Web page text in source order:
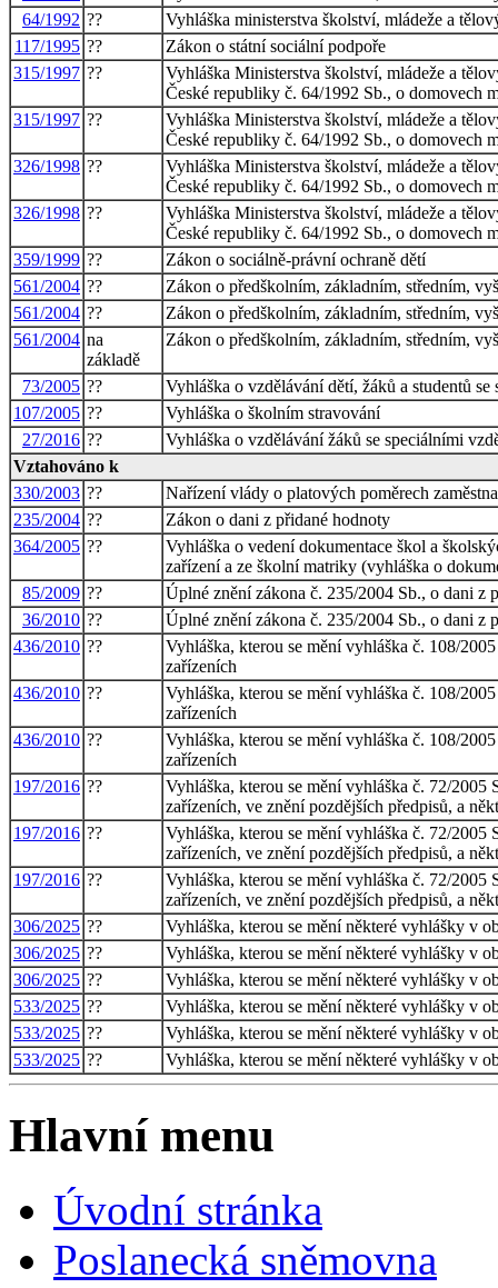
64/1992 ??
Vyhláška ministerstva školství, mládeže a
117/1995 ??
Zákon o státní sociální podpoře
315/1997 ??
Vyhláška Ministerstva školství, mládeže a
České republiky č. 64/1992 Sb., o domovech
315/1997 ??
Vyhláška Ministerstva školství, mládeže a
České republiky č. 64/1992 Sb., o domovech
326/1998 ??
Vyhláška Ministerstva školství, mládeže a
České republiky č. 64/1992 Sb., o domovech
326/1998 ??
Vyhláška Ministerstva školství, mládeže a
České republiky č. 64/1992 Sb., o domovech
359/1999 ??
Zákon o sociálně-právní ochraně dětí
561/2004 ??
Zákon o předškolním, základním, středním,
561/2004 ??
Zákon o předškolním, základním, středním,
561/2004 na
základě
Zákon o předškolním, základním, středním,
73/2005 ??
Vyhláška o vzdělávání dětí, žáků a studentů
107/2005 ??
Vyhláška o školním stravování
27/2016 ??
Vyhláška o vzdělávání žáků se speciálními
Vztahováno k
330/2003 ??
Nařízení vlády o platových poměrech
235/2004 ??
Zákon o dani z přidané hodnoty
364/2005 ??
Vyhláška o vedení dokumentace škol a
zařízení a ze školní matriky (vyhláška o
85/2009 ??
Úplné znění zákona č. 235/2004 Sb., o dani z
36/2010 ??
Úplné znění zákona č. 235/2004 Sb., o dani z
436/2010 ??
Vyhláška, kterou se mění vyhláška č. 108/
zařízeních
436/2010 ??
Vyhláška, kterou se mění vyhláška č. 108/
zařízeních
436/2010 ??
Vyhláška, kterou se mění vyhláška č. 108/
zařízeních
197/2016 ??
Vyhláška, kterou se mění vyhláška č. 72/2005
zařízeních, ve znění pozdějších předpisů, a
197/2016 ??
Vyhláška, kterou se mění vyhláška č. 72/2005
zařízeních, ve znění pozdějších předpisů, a
197/2016 ??
Vyhláška, kterou se mění vyhláška č. 72/2005
zařízeních, ve znění pozdějších předpisů, a
306/2025 ??
Vyhláška, kterou se mění některé vyhlášky v
306/2025 ??
Vyhláška, kterou se mění některé vyhlášky v
306/2025 ??
Vyhláška, kterou se mění některé vyhlášky v
533/2025 ??
Vyhláška, kterou se mění některé vyhlášky v
533/2025 ??
Vyhláška, kterou se mění některé vyhlášky v
533/2025 ?? Vyhláška, kterou se mění některé vyhlášky v
Hlavní menu
Úvodní stránka
Poslanecká sněmovna